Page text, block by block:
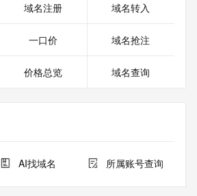
域名注册 域名转入
一口价 域名抢注
价格总览 域名查询
AI找域名 所属账号查询